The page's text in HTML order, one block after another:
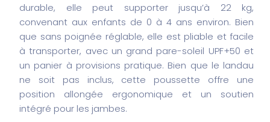
durable, elle peut supporter jusqu’à 22 kg,
convenant aux enfants de 0 à 4 ans environ. Bien
que sans poignée réglable, elle est pliable et facile
à transporter, avec un grand pare-soleil UPF+50 et
un panier à provisions pratique. Bien que le landau
ne soit pas inclus, cette poussette offre une
position allongée ergonomique et un soutien
intégré pour les jambes.